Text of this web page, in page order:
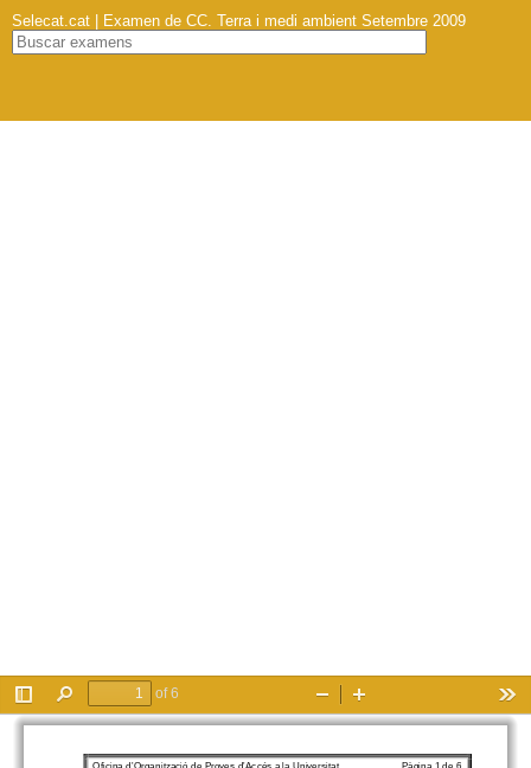
Selecat.cat | Examen de CC. Terra i medi ambient Setembre 2009